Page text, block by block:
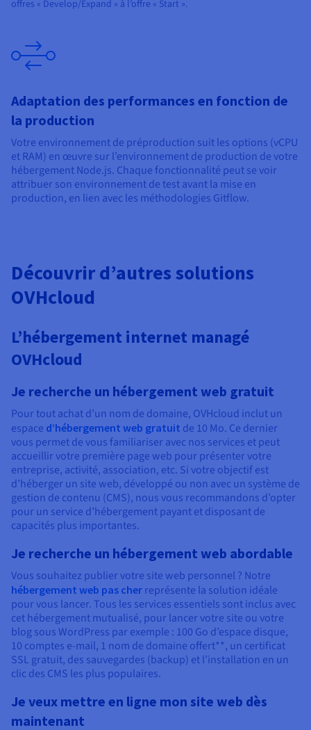
offres « Develop/Expand » à l’offre « Start ».
Adaptation des performances en fonction de
la production
Votre environnement de préproduction suit les options (vCPU
et RAM) en œuvre sur l’environnement de production de votre
hébergement Node.js. Chaque fonctionnalité peut se voir
attribuer son environnement de test avant la mise en
production, en lien avec les méthodologies Gitflow.
Découvrir d’autres solutions
OVHcloud
L’hébergement internet managé
OVHcloud
Je recherche un hébergement web gratuit
Pour tout achat d’un nom de domaine, OVHcloud inclut un
espace d’hébergement web gratuit de 10 Mo. Ce dernier
vous permet de vous familiariser avec nos services et peut
accueillir votre première page web pour présenter votre
entreprise, activité, association, etc. Si votre objectif est
d’héberger un site web, développé ou non avec un système de
gestion de contenu (CMS), nous vous recommandons d’opter
pour un service d’hébergement payant et disposant de
capacités plus importantes.
Je recherche un hébergement web abordable
Vous souhaitez publier votre site web personnel ? Notre
hébergement web pas cher représente la solution idéale
pour vous lancer. Tous les services essentiels sont inclus avec
cet hébergement mutualisé, pour lancer votre site ou votre
blog sous WordPress par exemple : 100 Go d’espace disque,
10 comptes e-mail, 1 nom de domaine offert**, un certificat
SSL gratuit, des sauvegardes (backup) et l’installation en un
clic des CMS les plus populaires.
Je veux mettre en ligne mon site web dès
maintenant